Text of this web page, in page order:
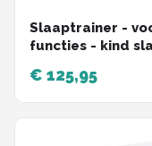
Slaaptrainer -
functies - kind
€ 125,95